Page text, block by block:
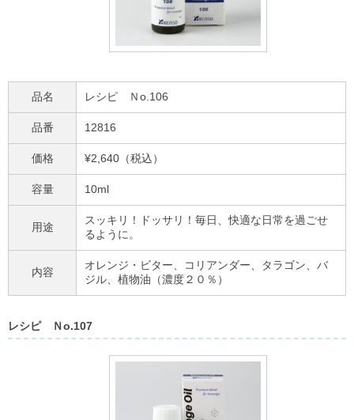
品名 レシピ Ｎo.106
品番 12816
価格 ¥2,640（税込）
容量 10ml
用途
スッキリ！ドッサリ！毎日、快適な日常を過ごせ
るように。
内容
オレンジ・ビター、コリアンダー、タラゴン、バ
ジル、植物油（濃度２０％）
レシピ Ｎo.107